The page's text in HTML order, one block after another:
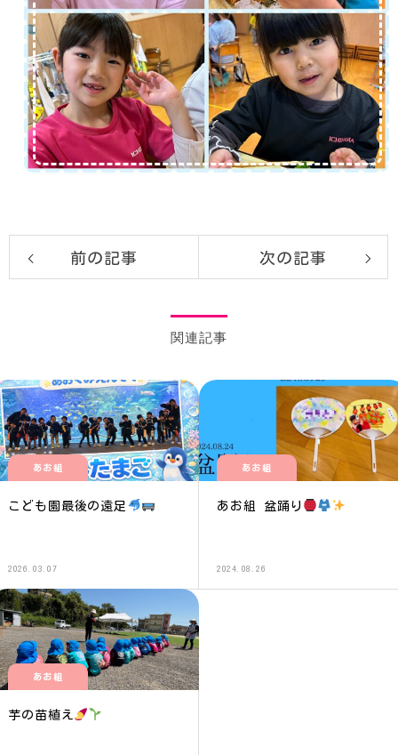
前の記事 次の記事
関連記事
あお組
こども園最後の遠足
2026.03.07
あお組
あお組 盆踊り
2024.08.26
あお組
芋の苗植え